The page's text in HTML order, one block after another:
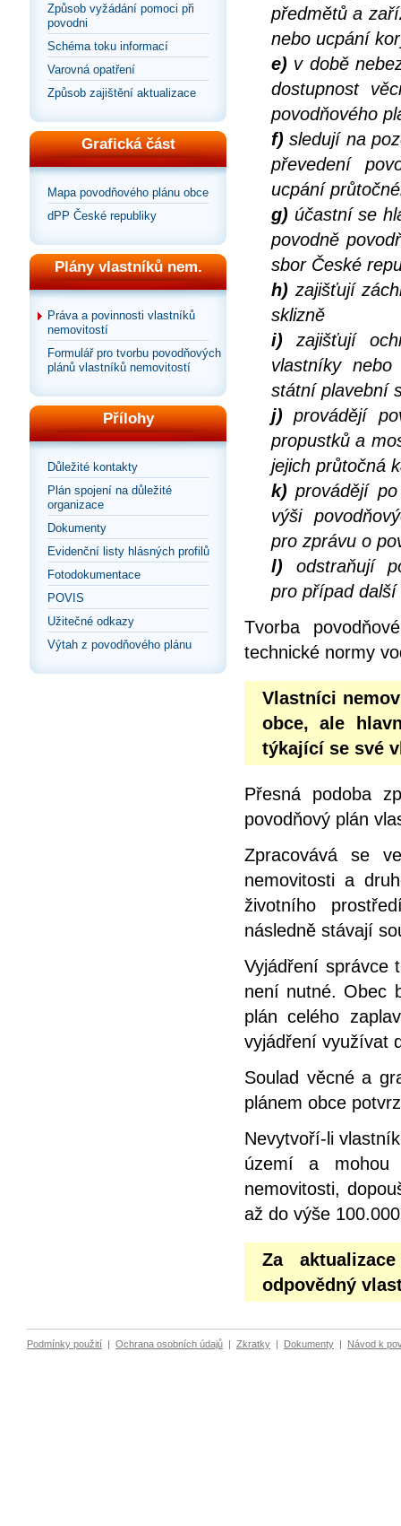
Způsob vyžádání pomoci při
povodni
Schéma toku informací
Varovná opatření
Způsob zajištění aktualizace
Grafická část
Mapa povodňového plánu obce
dPP České republiky
Plány vlastníků nem.
Práva a povinnosti vlastníků
nemovitostí
Formulář pro tvorbu povodňových
plánů vlastníků nemovitostí
Přílohy
Důležité kontakty
Plán spojení na důležité
organizace
Dokumenty
Evidenční listy hlásných profilů
Fotodokumentace
POVIS
Užitečné odkazy
Výtah z povodňového plánu
předmětů a
nebo ucpání
e) v době
dostupnost
povodňového
f) sledují na
převedení
ucpání
g) účastní se
povodně
sbor České
h) zajišťují
sklizně
i) zajišťují
vlastníky
státní plavební
j) provádějí
propustků a
jejich průtočná
k) provádějí
výši
pro zprávu o
l) odstraňují
pro případ další
Tvorba
technické normy
Vlastníci
obce, ale
týkající se své
Přesná podoba
povodňový plán
Zpracovává se
nemovitosti a
životního
následně stávají
Vyjádření správce
není nutné. Obec
plán celého
vyjádření využívat
Soulad věcné a
plánem obce
Nevytvoří-li
území a mohou
nemovitosti,
až do výše
Za
odpovědný
Podmínky použití Ochrana osobních údajů Zkratky Dokumenty Návod k